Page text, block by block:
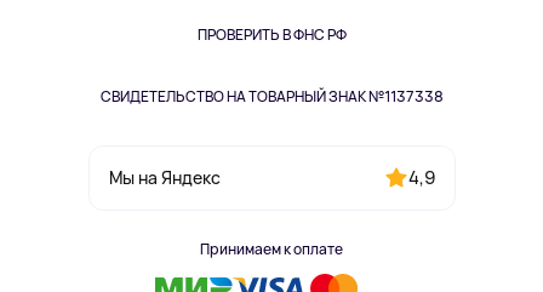
ПРОВЕРИТЬ В ФНС РФ
СВИДЕТЕЛЬСТВО НА ТОВАРНЫЙ ЗНАК №1137338
Мы на Яндекс 4,9
Принимаем к оплате
Одежда и аксессуары